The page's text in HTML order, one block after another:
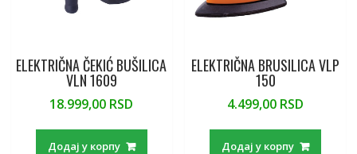
ELEKTRIČNA ČEKIĆ BUŠILICA
VLN 1609
18.999,00 RSD
Додај у корпу
ELEKTRIČNA BRUSILICA VLP
150
4.499,00 RSD
Додај у корпу